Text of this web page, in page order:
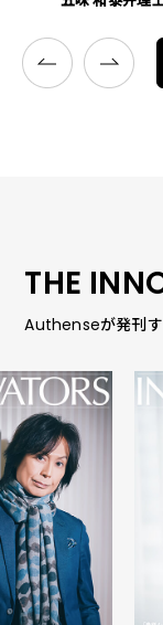
THE
Authenseが発刊す